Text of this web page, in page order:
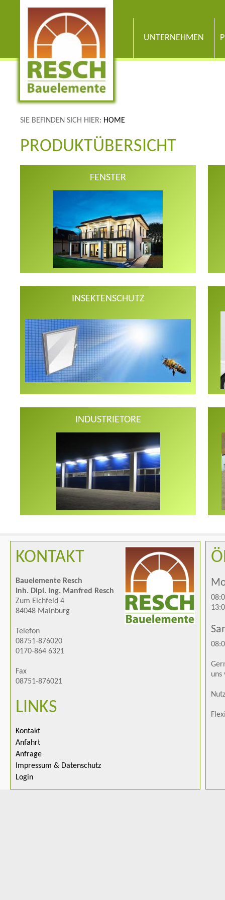
UNTERNEHMEN
SIE BEFINDEN SICH HIER: HOME
PRODUKTÜBERSICHT
FENSTER
INSEKTENSCHUTZ
INDUSTRIETORE
KONTAKT
Bauelemente Resch
Inh. Dipl. Ing. Manfred Resch
Zum Eichfeld 4
84048 Mainburg
Telefon
08751-876020
0170-864 6321
Fax
08751-876021
LINKS
Kontakt
Anfahrt
Anfrage
Impressum & Datenschutz
Login
uns